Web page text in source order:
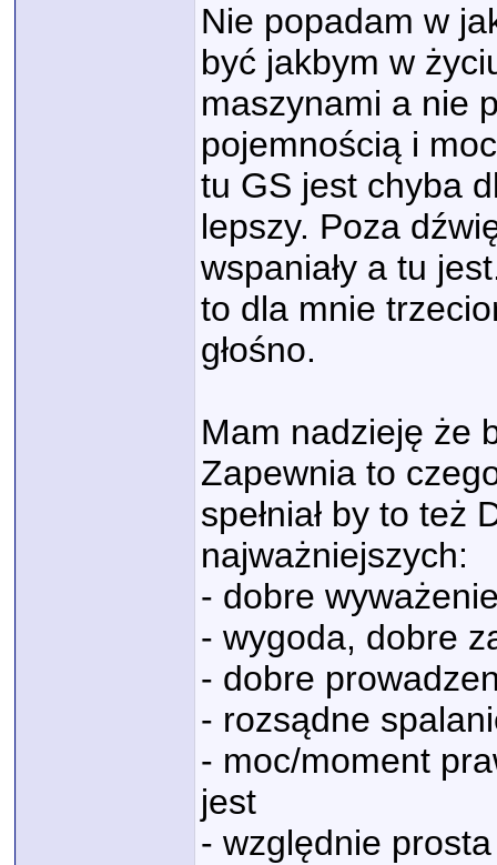
Nie popadam w
być jakbym w
maszynami a nie
pojemnością i
tu GS jest chyba
lepszy. Poza
wspaniały a tu
to dla mnie
głośno.
Mam nadzieję że
Zapewnia to
spełniał by to też
najważniejszych:
- dobre
- wygoda, dobre
- dobre
- rozsądne
- moc/moment
jest
- względnie